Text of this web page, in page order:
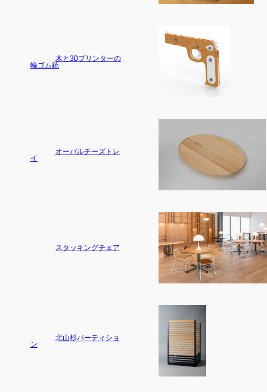
木と3Dプリンターの
輪ゴム銃
オーバルチーズトレ
イ
スタッキングチェア
北山杉パーティショ
ン